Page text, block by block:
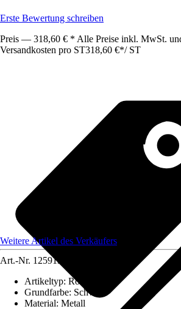
Erste Bewertung schreiben
Preis — 318,60 € * Alle Preise inkl. MwSt.
Versandkosten pro ST318,60 €*/ ST
Weitere Artikel des Verkäufers
Art.-Nr. 12591303
Artikeltyp: Rosenbogen
Grundfarbe: Schwarz
Material: Metall